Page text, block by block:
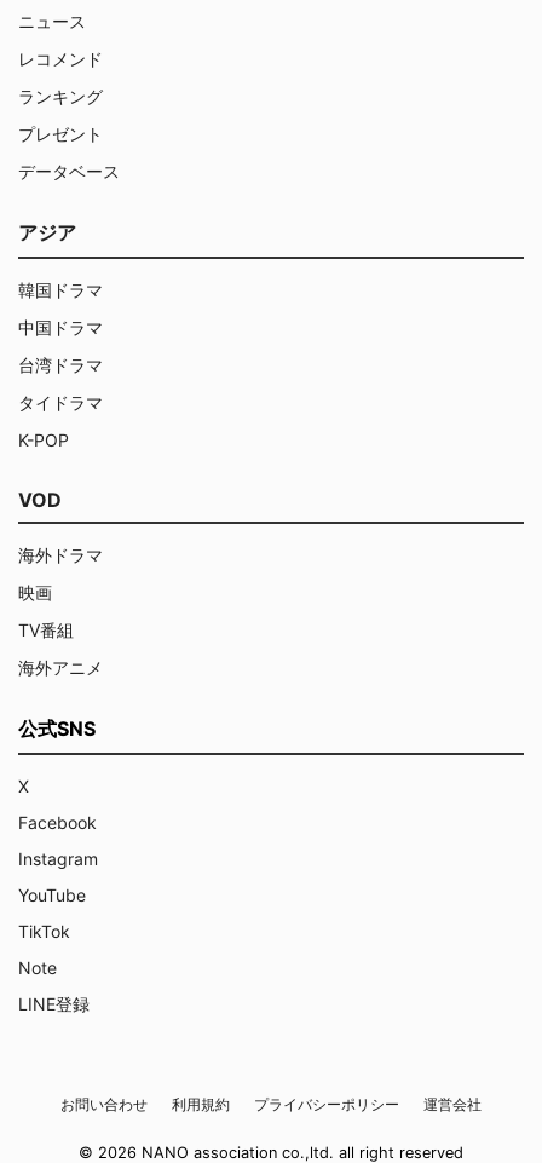
ニュース
レコメンド
ランキング
プレゼント
データベース
アジア
韓国ドラマ
中国ドラマ
台湾ドラマ
タイドラマ
K-POP
VOD
海外ドラマ
映画
TV番組
海外アニメ
公式SNS
X
Facebook
Instagram
YouTube
TikTok
Note
LINE登録
お問い合わせ 利用規約 プライバシーポリシー 運営会社
© 2026 NANO association co.,ltd. all right reserved